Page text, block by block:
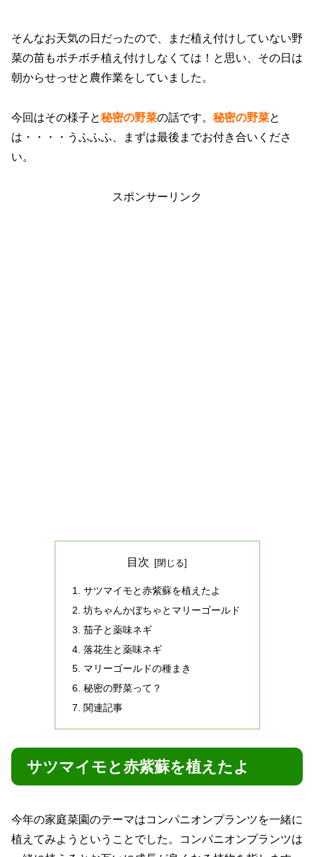
そんなお天気の日だったので、まだ植え付けしていない野
菜の苗もボチボチ植え付けしなくては！と思い、その日は
朝からせっせと農作業をしていました。
今回はその様子と秘密の野菜の話です。 秘密の野菜と
は・・・・うふふふ、まずは最後までお付き合いくださ
い。
スポンサーリンク
目次
サツマイモと赤紫蘇を植えたよ
坊ちゃんかぼちゃとマリーゴールド
茄子と薬味ネギ
落花生と薬味ネギ
マリーゴールドの種まき
秘密の野菜って？
関連記事
サツマイモと赤紫蘇を植えたよ
今年の家庭菜園のテーマはコンパニオンプランツを一緒に
植えてみようということでした。コンパニオンプランツは